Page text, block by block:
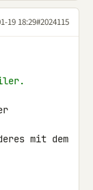
19 18:29#2024115
mit dem